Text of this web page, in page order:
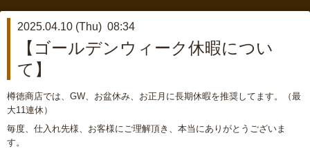
2025.04.10 (Thu) 08:34
【ゴールデンウィーク休暇につい
て】
樽徳商店では、GW、お盆休み、お正月に長期休暇を推奨してます。（最
大11連休）
毎度、仕入れ先様、お客様にご理解頂き、本当にありがとうございま
す。